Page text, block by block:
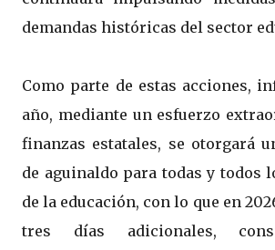
demandas históricas del sector
Como parte de estas acciones,
año, mediante un esfuerzo
finanzas estatales, se otorgará
de aguinaldo para todas y todos
de la educación, con lo que en
tres días adicionales,